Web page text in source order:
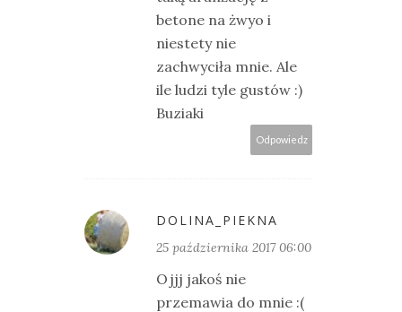
betone na żwyo i
niestety nie
zachwyciła mnie. Ale
ile ludzi tyle gustów :)
Buziaki
Odpowiedz
DOLINA_PIEKNA
25 października 2017 06:00
Ojjj jakoś nie
przemawia do mnie :(